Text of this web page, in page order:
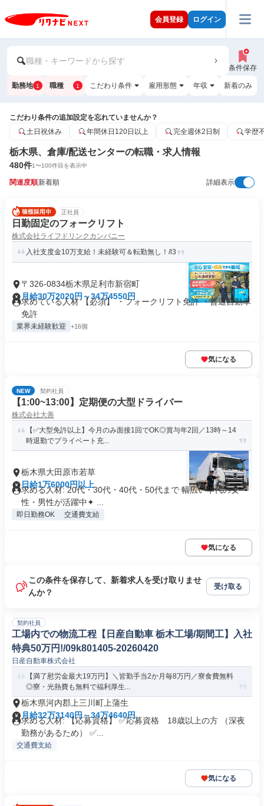
会員登録 ログイン
職種・キーワードから探す
条件保存
勤務地 1 職種 1 こだわり条件 雇用形態 年収 新着のみ
こだわり条件の追加設定を忘れていませんか？
土日祝休み
年間休日120日以上 完全週休2日制 学歴
栃木県、倉庫/配送センターの転職・求人情報
480件1〜100件目を表示中
関連度順新着順 詳細表示
正社員
日勤固定のフォークリフト
株式会社ライフドリンクカンパニー
入社支度金10万支給！未経験可＆転勤無し！/l3
〒326-0834栃木県足利市新宿町
月給30万2020円～34万4550円
求めている人材 【必須】 ・フォークリフト免許 ・普通自動車
免許
業界未経験歓迎 +16個
気になる
NEW 契約社員
【1:00~13:00】定期便の大型ドライバー
株式会社大善
【✅️大型免許以上】今月のみ面接1回でOK◎賞与年2回／13時～14
時退勤でプライベート充...
栃木県大田原市若草
日給1万6000円以上
求める人材: 20代・30代・40代・50代まで 幅広い年代の女
性・男性が活躍中✦ ...
即日勤務OK 交通費支給
気になる
この条件を保存して、新着求人を受け取りませ
んか？
受け取る
契約社員
工場内での物流工程【日産自動車 栃木工場/期間工】入社
特典50万円!/09k801405-20260420
日産自動車株式会社
【満了慰労金最大19万円】＼皆勤手当2か月毎8万円／寮食費無料
◎寮・光熱費も無料で福利厚生...
栃木県河内郡上三川町上蒲生
月給32万3140円～34万4640円
求める人材: 【応募資格】 ✅応募資格 18歳以上の方 （深夜
勤務があるため） ✅...
交通費支給
気になる